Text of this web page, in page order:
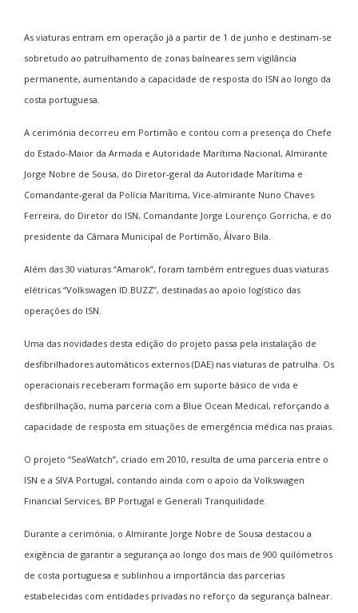
As viaturas entram em operação já a partir de 1 de junho e destinam-se
sobretudo ao patrulhamento de zonas balneares sem vigilância
permanente, aumentando a capacidade de resposta do ISN ao longo da
costa portuguesa.
A cerimónia decorreu em Portimão e contou com a presença do Chefe
do Estado-Maior da Armada e Autoridade Marítima Nacional, Almirante
Jorge Nobre de Sousa, do Diretor-geral da Autoridade Marítima e
Comandante-geral da Polícia Marítima, Vice-almirante Nuno Chaves
Ferreira, do Diretor do ISN, Comandante Jorge Lourenço Gorricha, e do
presidente da Câmara Municipal de Portimão, Álvaro Bila.
Além das 30 viaturas “Amarok”, foram também entregues duas viaturas
elétricas “Volkswagen ID.BUZZ”, destinadas ao apoio logístico das
operações do ISN.
Uma das novidades desta edição do projeto passa pela instalação de
desfibrilhadores automáticos externos (DAE) nas viaturas de patrulha. Os
operacionais receberam formação em suporte básico de vida e
desfibrilhação, numa parceria com a Blue Ocean Medical, reforçando a
capacidade de resposta em situações de emergência médica nas praias.
O projeto “SeaWatch”, criado em 2010, resulta de uma parceria entre o
ISN e a SIVA Portugal, contando ainda com o apoio da Volkswagen
Financial Services, BP Portugal e Generali Tranquilidade.
Durante a cerimónia, o Almirante Jorge Nobre de Sousa destacou a
exigência de garantir a segurança ao longo dos mais de 900 quilómetros
de costa portuguesa e sublinhou a importância das parcerias
estabelecidas com entidades privadas no reforço da segurança balnear.